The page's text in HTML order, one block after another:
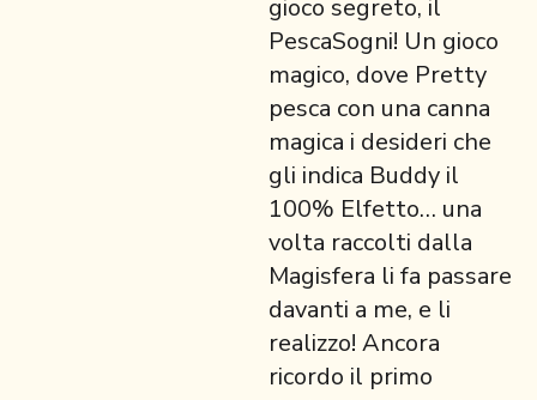
gioco segreto, il
PescaSogni! Un gioco
magico, dove Pretty
pesca con una canna
magica i desideri che
gli indica Buddy il
100% Elfetto… una
volta raccolti dalla
Magisfera li fa passare
davanti a me, e li
realizzo! Ancora
ricordo il primo